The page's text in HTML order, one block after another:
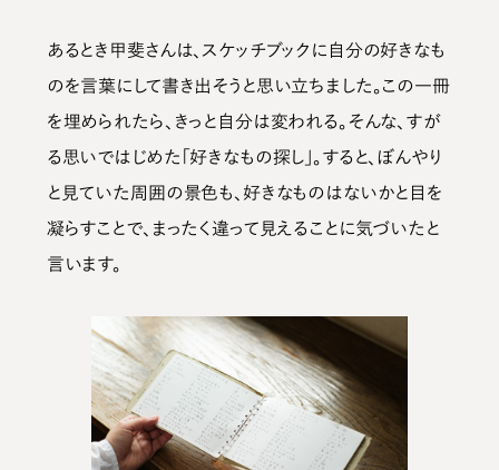
あるとき甲斐さんは、スケッチブックに自分の好きなも
のを言葉にして書き出そうと思い立ちました。この一冊
を埋められたら、きっと自分は変われる。そんな、すが
る思いではじめた「好きなもの探し」。すると、ぼんやり
と見ていた周囲の景色も、好きなものはないかと目を
凝らすことで、まったく違って見えることに気づいたと
言います。